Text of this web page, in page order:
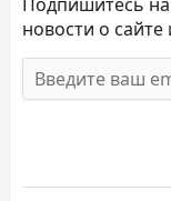
новости о сайте